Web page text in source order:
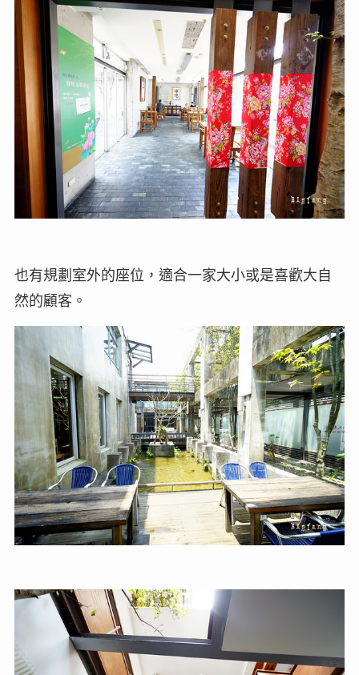
也有規劃室外的座位，適合一家大小或是喜歡大自
然的顧客。